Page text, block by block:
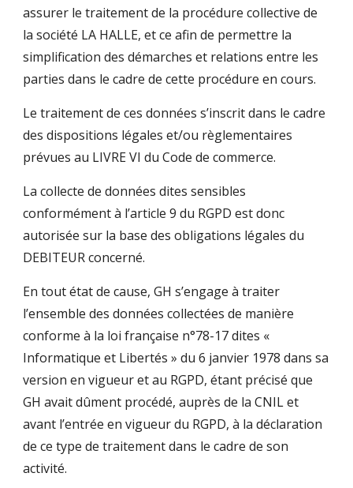
assurer le traitement de la procédure collective de
la société LA HALLE, et ce afin de permettre la
simplification des démarches et relations entre les
parties dans le cadre de cette procédure en cours.
Le traitement de ces données s’inscrit dans le cadre
des dispositions légales et/ou règlementaires
prévues au LIVRE VI du Code de commerce.
La collecte de données dites sensibles
conformément à l’article 9 du RGPD est donc
autorisée sur la base des obligations légales du
DEBITEUR concerné.
En tout état de cause, GH s’engage à traiter
l’ensemble des données collectées de manière
conforme à la loi française n°78-17 dites «
Informatique et Libertés » du 6 janvier 1978 dans sa
version en vigueur et au RGPD, étant précisé que
GH avait dûment procédé, auprès de la CNIL et
avant l’entrée en vigueur du RGPD, à la déclaration
de ce type de traitement dans le cadre de son
activité.